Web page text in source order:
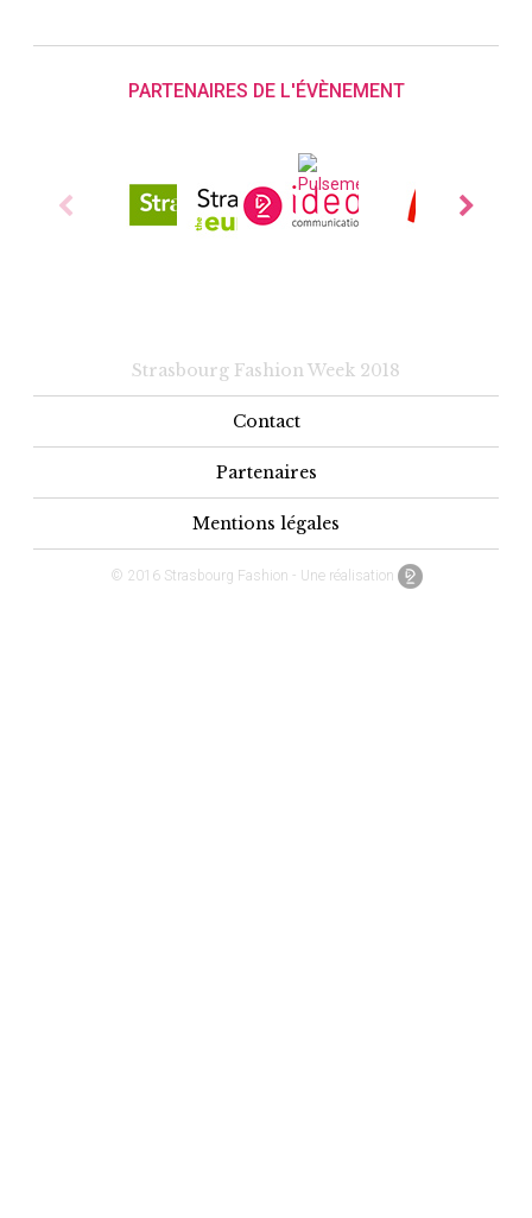
PARTENAIRES DE L'ÉVÈNEMENT
Strasbourg Fashion Week 2018
Contact
Partenaires
Mentions légales
© 2016 Strasbourg Fashion - Une réalisation